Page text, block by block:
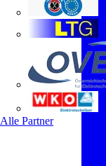
Alle Partner